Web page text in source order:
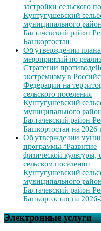
застройки сельского
Кунтугушевский
муниципального
Балтачевский район
Башкортостан
Об утверждении плана
мероприятий по
Стратегии
экстремизму в
Федерации на
сельского поселения
Кунтугушевский
муниципального
Балтачевский район
Башкортостан на 2026
Об утверждении
программы “Развитие
физической культуры,
сельском поселении
Кунтугушевский
муниципального район
Балтачевский район
Башкортостан на
Электронные услуги